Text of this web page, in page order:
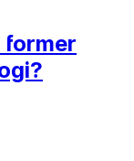
former